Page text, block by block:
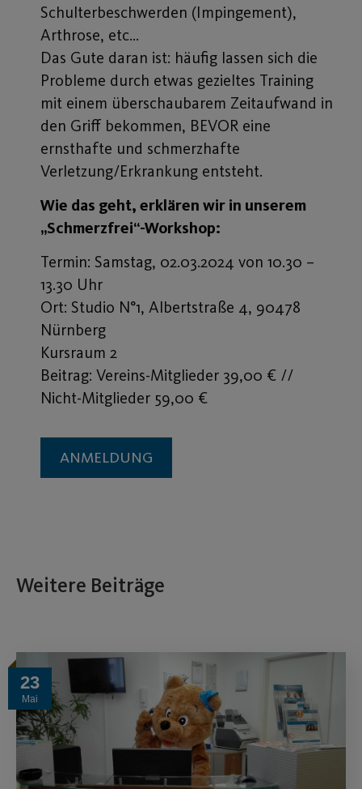
Schulterbeschwerden (Impingement),
Arthrose, etc…
Das Gute daran ist: häufig lassen sich die
Probleme durch etwas gezieltes Training
mit einem überschaubarem Zeitaufwand in
den Griff bekommen, BEVOR eine
ernsthafte und schmerzhafte
Verletzung/Erkrankung entsteht.
Wie das geht, erklären wir in unserem
„Schmerzfrei“-Workshop:
Termin: Samstag, 02.03.2024 von 10.30 –
13.30 Uhr
Ort: Studio N°1, Albertstraße 4, 90478
Nürnberg
Kursraum 2
Beitrag: Vereins-Mitglieder 39,00 € //
Nicht-Mitglieder 59,00 €
ANMELDUNG
Weitere Beiträge
23
Mai